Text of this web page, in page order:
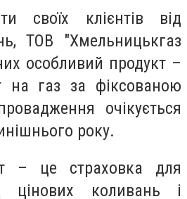
своїх клієнтів від
ТОВ "Хмельницькгаз
особливий продукт –
на газ за фіксованою
очікується
року.
– це страховка для
цінових коливань і